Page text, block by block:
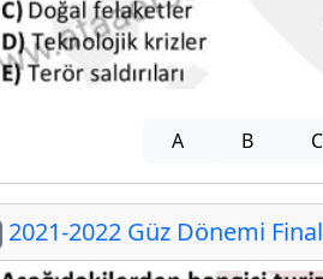
A B C
2021-2022 Güz Dönemi Final